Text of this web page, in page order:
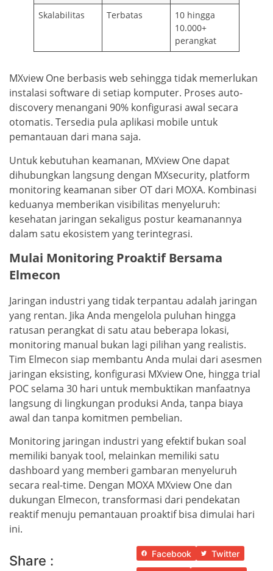
Skalabilitas
Terbatas
10 hingga
10.000+
perangkat
MXview One berbasis web sehingga tidak memerlukan
instalasi software di setiap komputer. Proses auto-
discovery menangani 90% konfigurasi awal secara
otomatis. Tersedia pula aplikasi mobile untuk
pemantauan dari mana saja.
Untuk kebutuhan keamanan, MXview One dapat
dihubungkan langsung dengan MXsecurity, platform
monitoring keamanan siber OT dari MOXA. Kombinasi
keduanya memberikan visibilitas menyeluruh:
kesehatan jaringan sekaligus postur keamanannya
dalam satu ekosistem yang terintegrasi.
Mulai Monitoring Proaktif Bersama
Elmecon
Jaringan industri yang tidak terpantau adalah jaringan
yang rentan. Jika Anda mengelola puluhan hingga
ratusan perangkat di satu atau beberapa lokasi,
monitoring manual bukan lagi pilihan yang realistis.
Tim Elmecon siap membantu Anda mulai dari asesmen
jaringan eksisting, konfigurasi MXview One, hingga trial
POC selama 30 hari untuk membuktikan manfaatnya
langsung di lingkungan produksi Anda, tanpa biaya
awal dan tanpa komitmen pembelian.
Monitoring jaringan industri yang efektif bukan soal
memiliki banyak tool, melainkan memiliki satu
dashboard yang memberi gambaran menyeluruh
secara real-time. Dengan MOXA MXview One dan
dukungan Elmecon, transformasi dari pendekatan
reaktif menuju pemantauan proaktif bisa dimulai hari
ini.
Share : Facebook Twitter